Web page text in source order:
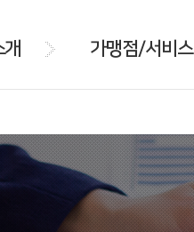
가맹점/서비스